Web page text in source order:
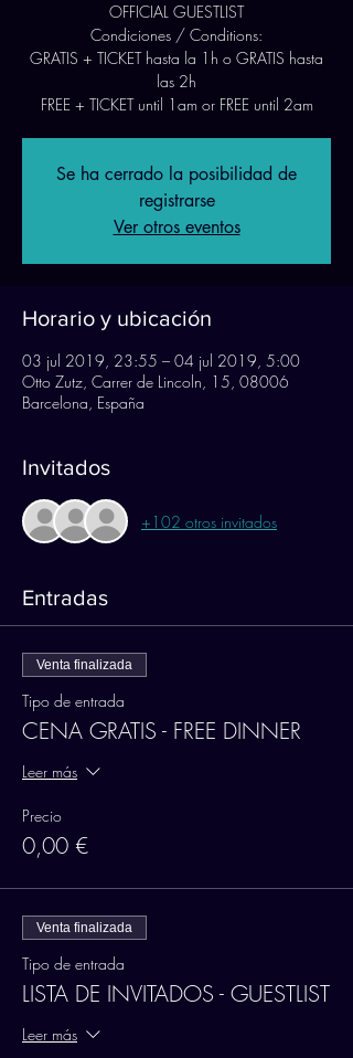
OFFICIAL GUESTLIST
Condiciones / Conditions:
GRATIS + TICKET hasta la 1h o GRATIS hasta
las 2h
FREE + TICKET until 1am or FREE until 2am
Se ha cerrado la posibilidad de
registrarse
Ver otros eventos
Horario y ubicación
03 jul 2019, 23:55 – 04 jul 2019, 5:00
Otto Zutz, Carrer de Lincoln, 15, 08006
Barcelona, España
Invitados
+102 otros invitados
Entradas
Venta finalizada
Tipo de entrada
CENA GRATIS - FREE DINNER
Leer más
Precio
0,00 €
Venta finalizada
Tipo de entrada
LISTA DE INVITADOS - GUESTLIST
Leer más